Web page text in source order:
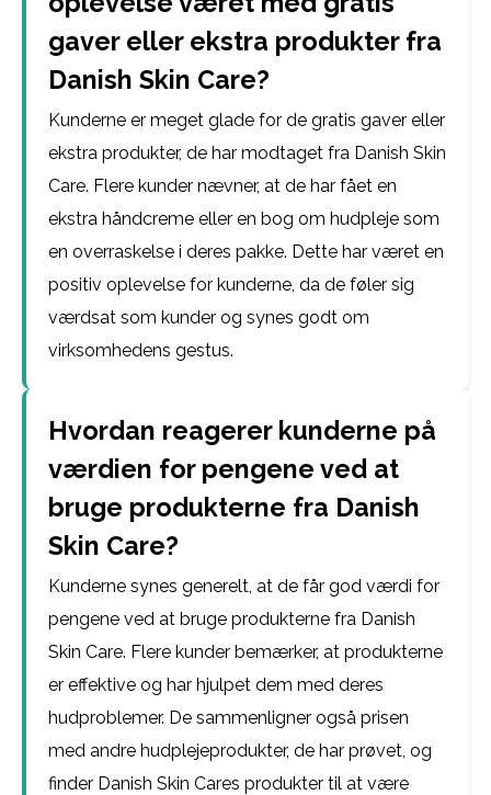
gaver eller ekstra produkter fra
Danish Skin Care?
Kunderne er meget glade for de gratis gaver eller
ekstra produkter, de har modtaget fra Danish Skin
Care. Flere kunder nævner, at de har fået en
ekstra håndcreme eller en bog om hudpleje som
en overraskelse i deres pakke. Dette har været en
positiv oplevelse for kunderne, da de føler sig
værdsat som kunder og synes godt om
virksomhedens gestus.
Hvordan reagerer kunderne på
værdien for pengene ved at
bruge produkterne fra Danish
Skin Care?
Kunderne synes generelt, at de får god værdi for
pengene ved at bruge produkterne fra Danish
Skin Care. Flere kunder bemærker, at produkterne
er effektive og har hjulpet dem med deres
hudproblemer. De sammenligner også prisen
med andre hudplejeprodukter, de har prøvet, og
finder Danish Skin Cares produkter til at være